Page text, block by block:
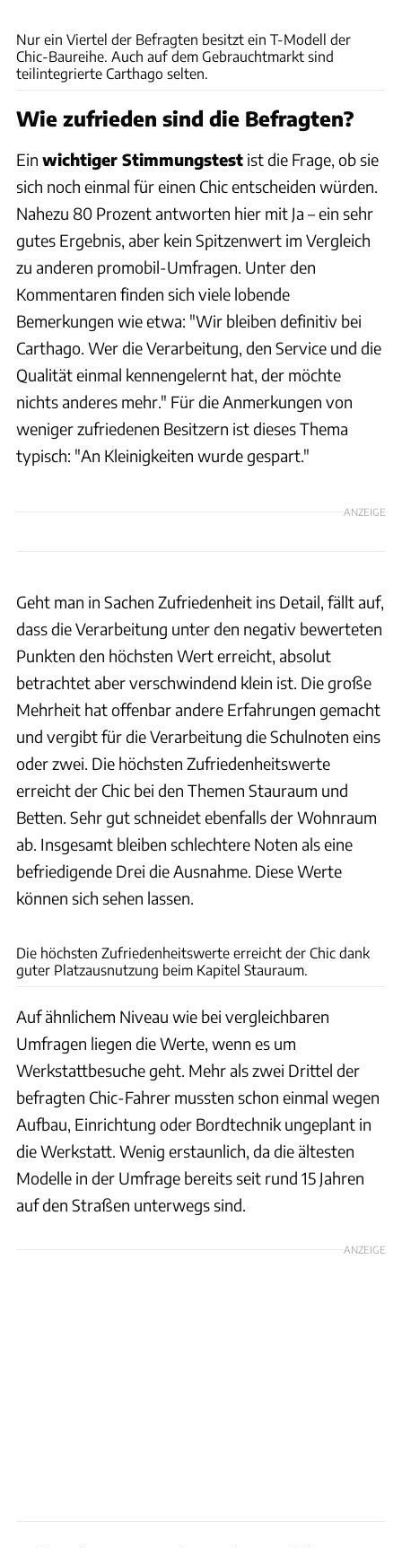
Nur ein Viertel der Befragten besitzt ein T-Modell der
Chic-Baureihe. Auch auf dem Gebrauchtmarkt sind
teilintegrierte Carthago selten.
Wie zufrieden sind die Befragten?
Ein wichtiger Stimmungstest ist die Frage, ob sie
sich noch einmal für einen Chic entscheiden würden.
Nahezu 80 Prozent antworten hier mit Ja – ein sehr
gutes Ergebnis, aber kein Spitzenwert im Vergleich
zu anderen promobil-Umfragen. Unter den
Kommentaren finden sich viele lobende
Bemerkungen wie etwa: "Wir bleiben definitiv bei
Carthago. Wer die Verarbeitung, den Service und die
Qualität einmal kennengelernt hat, der möchte
nichts anderes mehr." Für die Anmerkungen von
weniger zufriedenen Besitzern ist dieses Thema
typisch: "An Kleinigkeiten wurde gespart."
ANZEIGE
Geht man in Sachen Zufriedenheit ins Detail, fällt auf,
dass die Verarbeitung unter den negativ bewerteten
Punkten den höchsten Wert erreicht, absolut
betrachtet aber verschwindend klein ist. Die große
Mehrheit hat offenbar andere Erfahrungen gemacht
und vergibt für die Verarbeitung die Schulnoten eins
oder zwei. Die höchsten Zufriedenheitswerte
erreicht der Chic bei den Themen Stauraum und
Betten. Sehr gut schneidet ebenfalls der Wohnraum
ab. Insgesamt bleiben schlechtere Noten als eine
befriedigende Drei die Ausnahme. Diese Werte
können sich sehen lassen.
Die höchsten Zufriedenheitswerte erreicht der Chic dank
guter Platzausnutzung beim Kapitel Stauraum.
Auf ähnlichem Niveau wie bei vergleichbaren
Umfragen liegen die Werte, wenn es um
Werkstattbesuche geht. Mehr als zwei Drittel der
befragten Chic-Fahrer mussten schon einmal wegen
Aufbau, Einrichtung oder Bordtechnik ungeplant in
die Werkstatt. Wenig erstaunlich, da die ältesten
Modelle in der Umfrage bereits seit rund 15 Jahren
auf den Straßen unterwegs sind.
ANZEIGE